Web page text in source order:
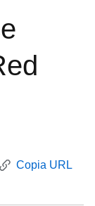
Copia URL